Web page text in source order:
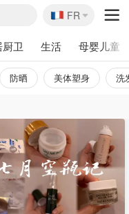
🇫🇷
FR
卫 生活 母婴儿童
防晒 美体塑身 洗